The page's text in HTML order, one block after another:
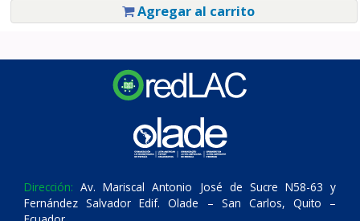
Agregar al carrito
Dirección: Av. Mariscal Antonio José de Sucre N58-63 y
Fernández Salvador Edif. Olade – San Carlos, Quito –